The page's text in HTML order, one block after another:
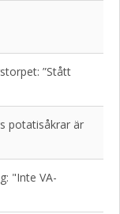
”Stått
potatisåkrar är
"Inte VA-